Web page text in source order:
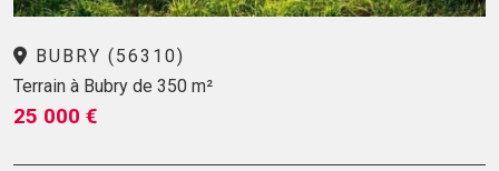
BUBRY (56310)
Terrain à Bubry de 350 m²
25 000 €